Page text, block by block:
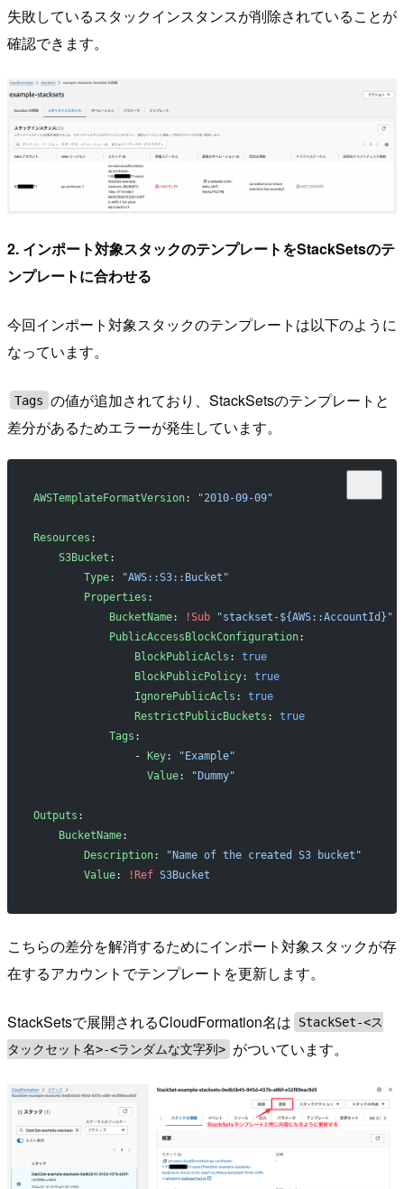
失敗しているスタックインスタンスが削除されていることが
確認できます。
2. インポート対象スタックのテンプレートをStackSetsのテ
ンプレートに合わせる
今回インポート対象スタックのテンプレートは以下のように
なっています。
Tags の値が追加されており、StackSetsのテンプレートと
差分があるためエラーが発生しています。
AWSTemplateFormatVersion: "2010-09-09"
Resources :
    S3Bucket
:
        Type
:
"AWS::S3::Bucket"
        Properties
:
            BucketName
: !Sub "stackset-${AWS::AccountId}"
            PublicAccessBlockConfiguration
:
                BlockPublicAcls
: true
                BlockPublicPolicy
: true
                IgnorePublicAcls
: true
                RestrictPublicBuckets
: true
            Tags
:
                -
Key:
"Example"
                  Value
: "Dummy"
Outputs :
    BucketName
:
        Description
:
"Name of the created S3 bucket"
        Value
: !Ref S3Bucket
こちらの差分を解消するためにインポート対象スタックが存
在するアカウントでテンプレートを更新します。
StackSetsで展開されるCloudFormation名は
StackSet-<ス
タックセット名>-<ランダムな文字列> がついています。